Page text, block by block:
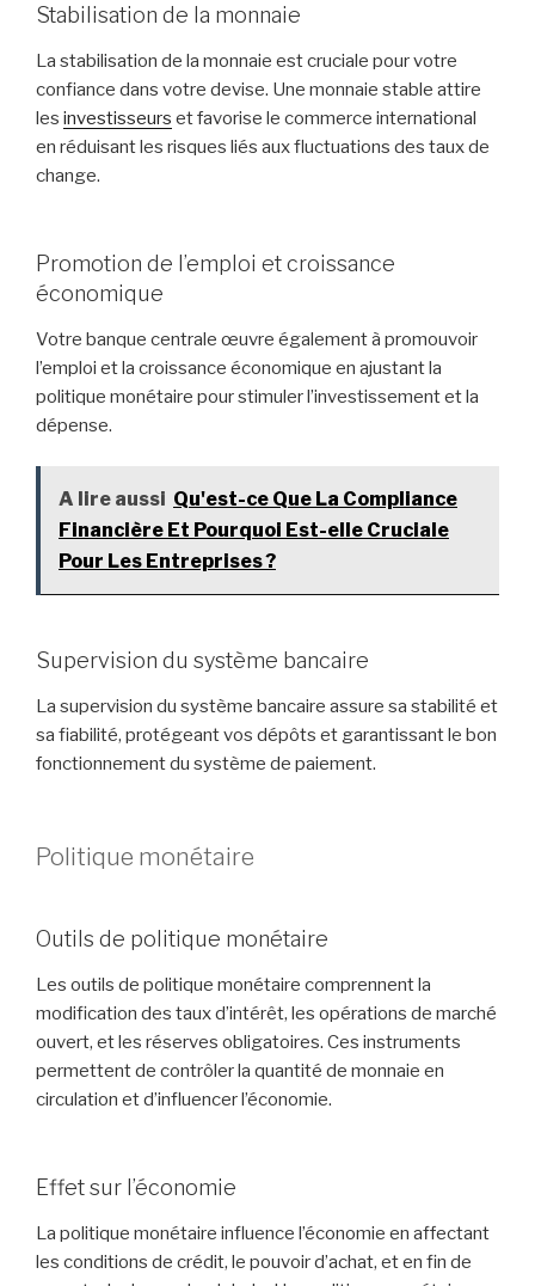
Stabilisation de la monnaie
La stabilisation de la monnaie est cruciale pour votre
confiance dans votre devise. Une monnaie stable attire
les investisseurs et favorise le commerce international
en réduisant les risques liés aux fluctuations des taux de
change.
Promotion de l’emploi et croissance
économique
Votre banque centrale œuvre également à promouvoir
l’emploi et la croissance économique en ajustant la
politique monétaire pour stimuler l’investissement et la
dépense.
A lire aussi Qu'est-ce Que La Compliance
Financière Et Pourquoi Est-elle Cruciale
Pour Les Entreprises ?
Supervision du système bancaire
La supervision du système bancaire assure sa stabilité et
sa fiabilité, protégeant vos dépôts et garantissant le bon
fonctionnement du système de paiement.
Politique monétaire
Outils de politique monétaire
Les outils de politique monétaire comprennent la
modification des taux d’intérêt, les opérations de marché
ouvert, et les réserves obligatoires. Ces instruments
permettent de contrôler la quantité de monnaie en
circulation et d’influencer l’économie.
Effet sur l’économie
La politique monétaire influence l’économie en affectant
les conditions de crédit, le pouvoir d’achat, et en fin de